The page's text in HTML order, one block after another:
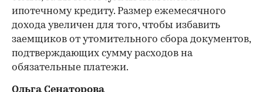
ипотечному кредиту. Размер ежемесячного
дохода увеличен для того, чтобы избавить
заемщиков от утомительного сбора документов,
подтверждающих сумму расходов на
обязательные платежи.
Ольга Сенаторова